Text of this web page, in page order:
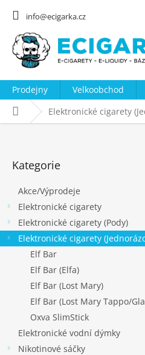
info@ecigarka.cz
Prodejny Velkoobchod
Domů Elektronické cigarety
kategorie
Kategorie
Akce/Výprodeje
Elektronické cigarety
Elektronické cigarety (Pody)
Elektronické cigarety
Elf Bar
Elf Bar (Elfa)
Elf Bar (Lost Mary)
Elf Bar (Lost Mary Tappo/
Oxva SlimStick
Elektronické vodní dýmky
Nikotinové sáčky